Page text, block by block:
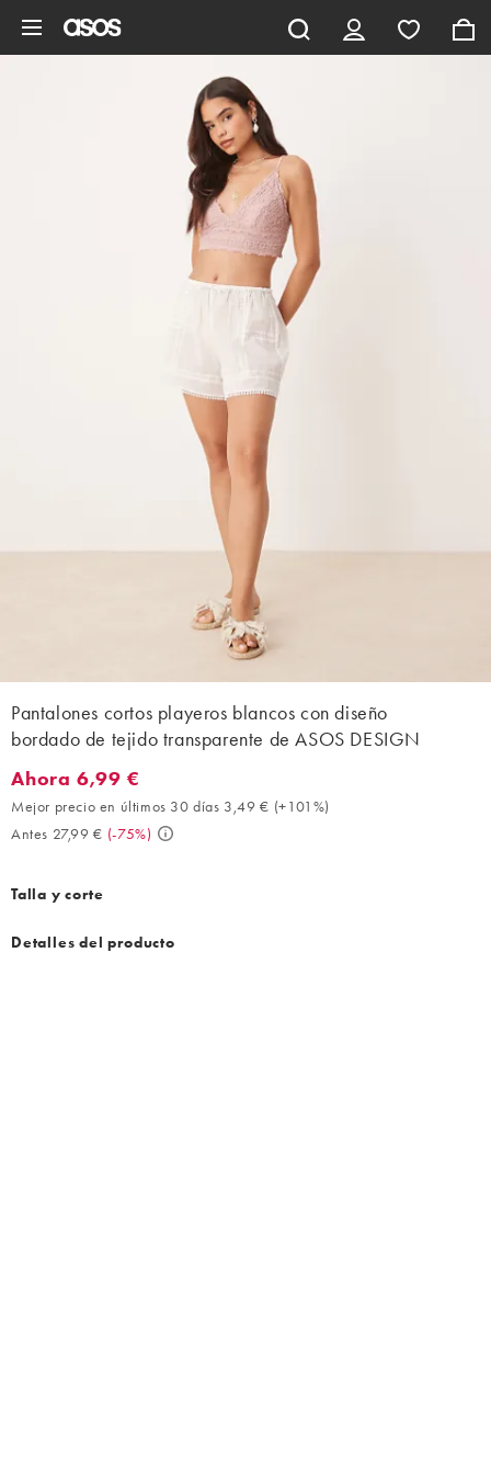
Pantalones cortos playeros blancos con diseño
bordado de tejido transparente de ASOS DESIGN
Ahora 6,99 €. Mejor precio en últimos 30 días 3,49 € (+101%).
Ahora 6,99 €
Mejor precio en últimos 30 días 3,49 € (+101%)
Antes 27,99 € (-75%)
Talla y corte
Detalles del producto